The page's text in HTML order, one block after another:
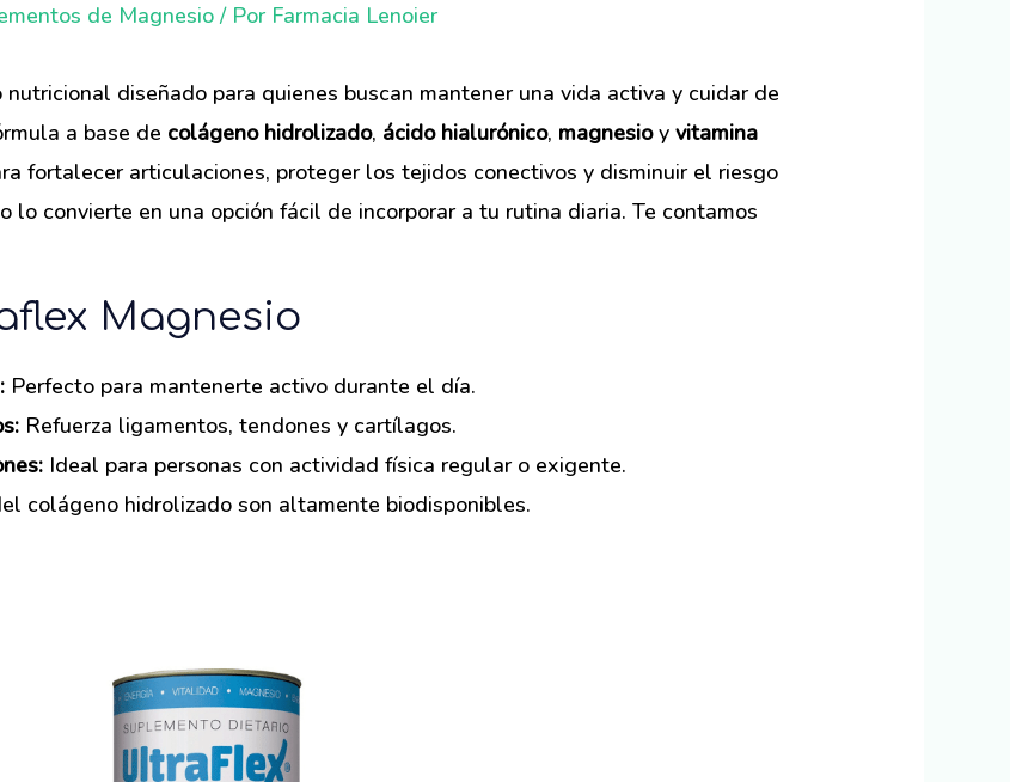
de Magnesio/ Por Farmacia Lenoier
diseñado para quienes buscan mantener una vida activa y cuidar de
a base de colágeno hidrolizado, ácido hialurónico, magnesioyvitamina
fortalecer articulaciones, proteger los tejidos conectivos y disminuir el riesgo
lo convierte en una opción fácil de incorporar a tu rutina diaria. Te contamos
Magnesio
Perfecto para mantenerte activo durante el día.
Refuerza ligamentos, tendones y cartílagos.
Ideal para personas con actividad física regular o exigente.
colágeno hidrolizado son altamente biodisponibles.